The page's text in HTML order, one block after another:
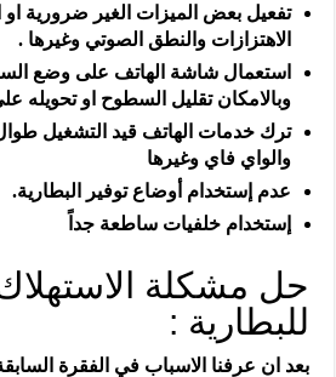
تفعيل بعض الميزات الغير ضرورية او
الاهتزازات والنطق الصوتي وغيرها .
استعمال شاشة الهاتف على وضع
وبالامكان تقليل السطوح او تحويله
ترك خدمات الهاتف قيد التشغيل
والواي فاي وغيرها
عدم إستخدام أوضاع توفير البطارية.
إستخدام خلفيات ساطعة جداً
حل مشكلة
للبطارية :
بعد ان عرفنا الاسباب في الفقرة